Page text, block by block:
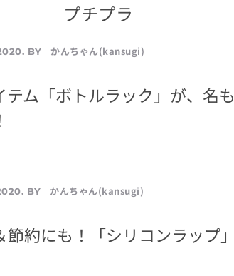
プチプラ
BY
かんちゃん(kansugi)
テム「ボトルラック」が、名も
BY
かんちゃん(kansugi)
節約にも！「シリコンラップ」